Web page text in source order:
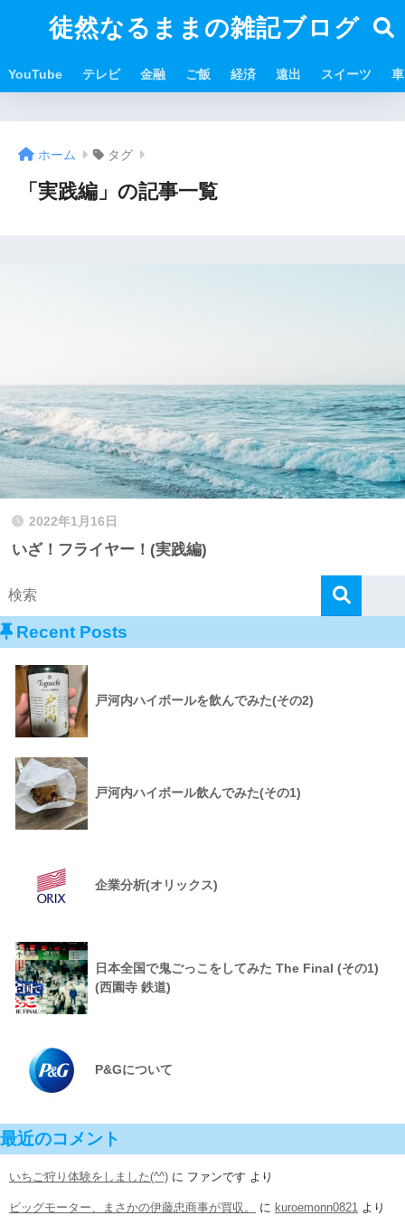
徒然なるままの雑記ブログ
YouTube テレビ 金融 ご飯 経済 遠出 スイーツ 車
ホーム タグ
「実践編」の記事一覧
2022年1月16日
いざ！フライヤー！(実践編)
Recent Posts
戸河内ハイボールを飲んでみた(その2)
戸河内ハイボール飲んでみた(その1)
企業分析(オリックス)
日本全国で鬼ごっこをしてみた The Final (その1)
(西園寺 鉄道)
P&Gについて
最近のコメント
いちご狩り体験をしました(^^) に ファンです より
ビッグモーター、まさかの伊藤忠商事が買収。 に kuroemonn0821 より